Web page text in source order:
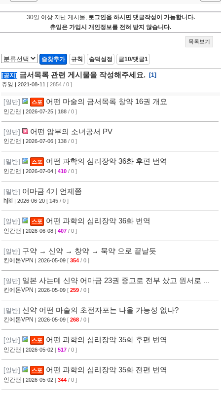
30일 이상 지난 게시물, 로그인을 하시면 댓글작성이 가능합니다.
츄잉은 가입시 개인정보를 전혀 받지 않습니다.
목록보기
즐찾추가 규칙 숨덕설정 글10/댓글1
[공지] 금서목록 관련 게시물을 작성해주세요.
[1]
츄잉 | 2021-08-11 [ 2854 / 0 ]
[일반] 스포 어떤 마술의 금서목록 창약 16권 개요
인간맨 | 2026-07-25 [ 188 / 0 ]
[일반] 어떤 암부의 소녀공서 PV
인간맨 | 2026-07-06 [ 138 / 0 ]
[일반] 스포 어떤 과학의 심리장악 36화 후편 번역
인간맨 | 2026-07-04 [ 410 / 0 ]
[일반] 어마금 4기 언제쯤
hjkl | 2026-06-20 [ 145 / 0 ]
[일반] 스포 어떤 과학의 심리장악 36화 번역
인간맨 | 2026-06-08 [ 407 / 0 ]
[일반] 구약 → 신약 → 창약 → 묵약 으로 끝날듯
킨에몬VPN | 2026-05-09 [ 354 / 0 ]
[일반] 일본 사는데 신약 어마금 23권 중고로 전부 샀고 원서로 보
는중인데
킨에몬VPN | 2026-05-09 [ 259 / 0 ]
[일반] 신약 어떤 마술의 초전자포는 나올 가능성 없나?
킨에몬VPN | 2026-05-09 [ 268 / 0 ]
[일반] 스포 어떤 과학의 심리장악 35화 후편 번역
인간맨 | 2026-05-02 [ 517 / 0 ]
[일반] 스포 어떤 과학의 심리장악 35화 전편 번역
인간맨 | 2026-05-02 [ 344 / 0 ]